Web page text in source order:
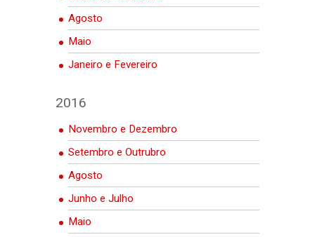
Agosto
Maio
Janeiro e Fevereiro
2016
Novembro e Dezembro
Setembro e Outrubro
Agosto
Junho e Julho
Maio